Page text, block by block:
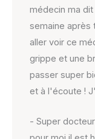
médecin ma
semaine après
aller voir ce
grippe et une
passer super
et à l'écoute !
- Super